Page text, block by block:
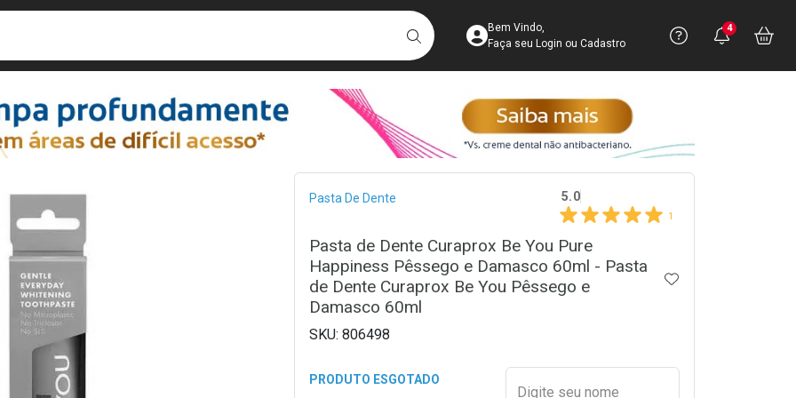
BUSCARAcesse sua Conta
Bem Vindo,
Faça seu Login ou Cadastro
Precisa
Ver Recursos
Você
4
Breadcrumb
Pasta De Dente 5.0
1
Pasta de Dente Curaprox Be You Pure
Happiness Pêssego e Damasco 60ml - Pasta
de Dente Curaprox Be You Pêssego e
Damasco 60ml
ADICIONAR AOS
806498
PRODUTO ESGOTADO Preencher nome e email
Digite seu nome